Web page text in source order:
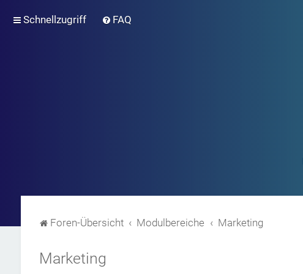
Schnellzugriff FAQ
Foren-Übersicht Modulbereiche Marketing
Marketing